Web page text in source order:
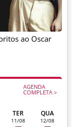
AGENDA
COMPLETA >
TER
11/08
QUA
12/08
ao Oscar